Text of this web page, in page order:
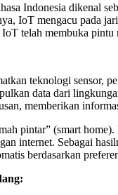
Indonesia dikenal
IoT mengacu pada
telah membuka
teknologi sensor,
data dari
memberikan
pintar” (smart
internet. Sebagai
berdasarkan